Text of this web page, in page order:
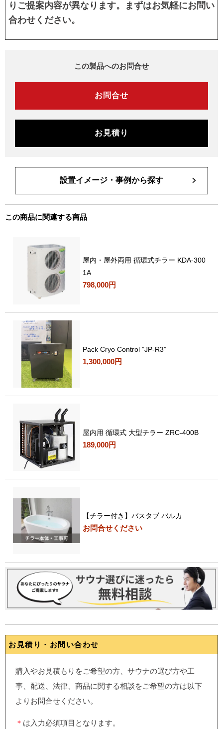
りご提案内容が異なります。まずはお気軽にお問い
合わせください。
この製品へのお問合せ
お問合せ
お見積り
設置イメージ・事例から探す
この商品に関連する商品
屋内・屋外両用 循環式チラー KDA-300
1A
798,000円
Pack Cryo Control ”JP-R3”
1,300,000円
屋内用 循環式 大型チラー ZRC-400B
189,000円
【チラー付き】バスタブ バルカ
お問合せください
お見積り・お問い合わせ
購入やお見積もりをご希望の方、サウナの選び方や工
事、配送、法律、商品に関する相談をご希望の方は以下
よりお問合せください。
＊ は入力必須項目となります。